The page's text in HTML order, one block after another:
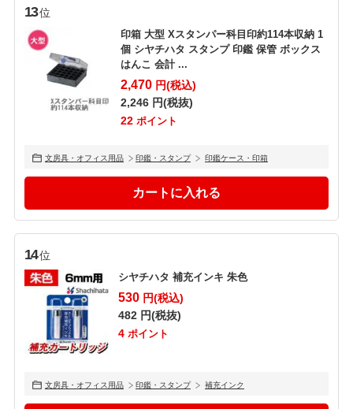
13位
印箱 大型 Xスタンパー科目印約114本収納 1
個 シヤチハタ スタンプ 印鑑 保管 ボックス
はんこ 会計 ...
2,470円(税込)
2,246円(税抜)
22 ポイント
文房具・オフィス用品 印鑑・スタンプ 印鑑ケース・印箱
14位
シヤチハタ 補充インキ 朱色
530円(税込)
482円(税抜)
4 ポイント
文房具・オフィス用品 印鑑・スタンプ 補充インク